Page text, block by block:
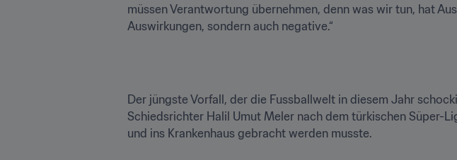
müssen Verantwortung übernehmen, denn was wir tun, hat
Auswirkungen, sondern auch negative.“
Der jüngste Vorfall, der die Fussballwelt in diesem Jahr
Schiedsrichter Halil Umut Meler nach dem türkischen Süper-
und ins Krankenhaus gebracht werden musste.